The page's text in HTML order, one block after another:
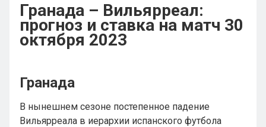
Гранада – Вильярреал:
прогноз и ставка на матч 30
октября 2023
Гранада
В нынешнем сезоне постепенное падение
Вильярреала в иерархии испанского футбола